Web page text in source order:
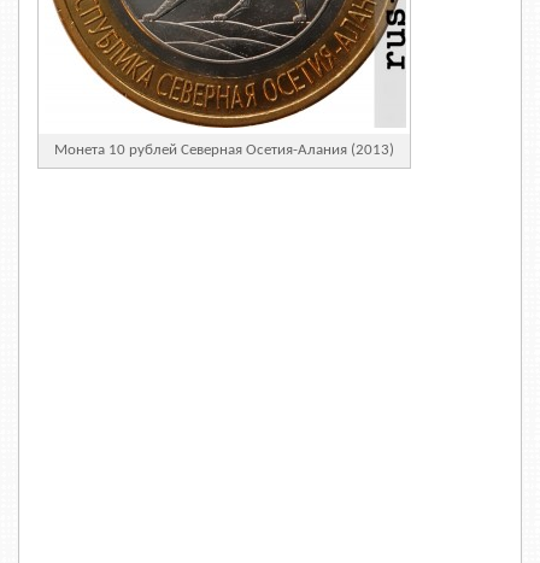
Монета 10 рублей Северная Осетия-Алания (2013)